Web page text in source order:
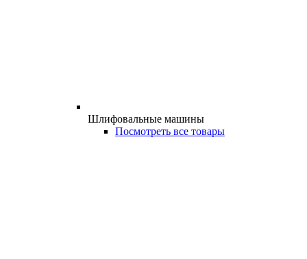
Шлифовальные машины
Посмотреть все товары